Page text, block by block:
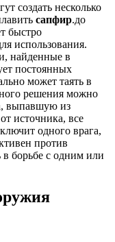
создать несколько
сапфир.до
быстро
использования.
найденные в
постоянных
может таять в
решения можно
выпавшую из
источника, все
одного врага,
против
борьбе с одним или